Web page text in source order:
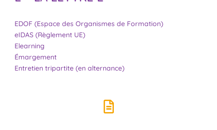
EDOF (Espace des Organismes de Formation)
eIDAS (Règlement UE)
Elearning
Émargement
Entretien tripartite (en alternance)